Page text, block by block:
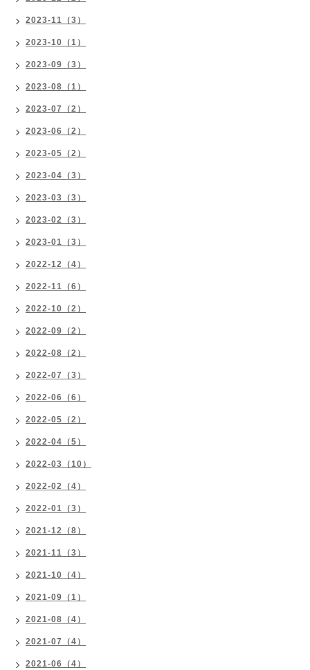
2023-11（3）
2023-10（1）
2023-09（3）
2023-08（1）
2023-07（2）
2023-06（2）
2023-05（2）
2023-04（3）
2023-03（3）
2023-02（3）
2023-01（3）
2022-12（4）
2022-11（6）
2022-10（2）
2022-09（2）
2022-08（2）
2022-07（3）
2022-06（6）
2022-05（2）
2022-04（5）
2022-03（10）
2022-02（4）
2022-01（3）
2021-12（8）
2021-11（3）
2021-10（4）
2021-09（1）
2021-08（4）
2021-07（4）
2021-06（4）